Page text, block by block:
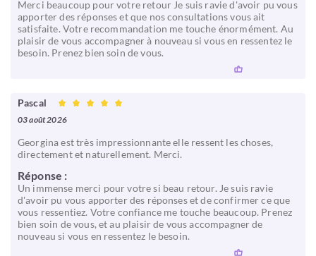
Merci beaucoup pour votre retour Je suis ravie d'avoir pu vous
apporter des réponses et que nos consultations vous ait
satisfaite. Votre recommandation me touche énormément. Au
plaisir de vous accompagner à nouveau si vous en ressentez le
besoin. Prenez bien soin de vous.
Pascal
03 août 2026
Georgina est très impressionnante elle ressent les choses,
directement et naturellement. Merci.
Réponse :
Un immense merci pour votre si beau retour. Je suis ravie
d'avoir pu vous apporter des réponses et de confirmer ce que
vous ressentiez. Votre confiance me touche beaucoup. Prenez
bien soin de vous, et au plaisir de vous accompagner de
nouveau si vous en ressentez le besoin.